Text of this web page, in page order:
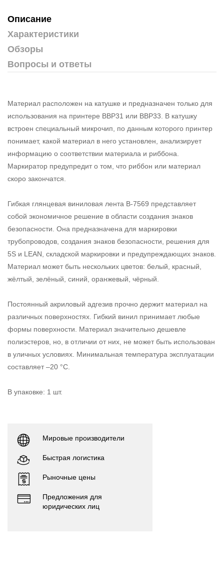
Описание
Характеристики
Обзоры
Вопросы и ответы
Материал расположен на катушке и предназначен только для
использования на принтере BBP31 или BBP33. В катушку
встроен специальный микрочип, по данным которого принтер
понимает, какой материал в него установлен, анализирует
информацию о соответствии материала и риббона.
Маркиратор предупредит о том, что риббон или материал
скоро закончатся.
Гибкая глянцевая виниловая лента B-7569 представляет
собой экономичное решение в области создания знаков
безопасности. Она предназначена для маркировки
трубопроводов, создания знаков безопасности, решения для
5S и LEAN, складской маркировки и предупреждающих знаков.
Материал может быть нескольких цветов: белый, красный,
жёлтый, зелёный, синий, оранжевый, чёрный.
Постоянный акриловый адгезив прочно держит материал на
различных поверхностях. Гибкий винил принимает любые
формы поверхности. Материал значительно дешевле
полиэстеров, но, в отличии от них, не может быть использован
в уличных условиях. Минимальная температура эксплуатации
составляет –20 °С.
В упаковке: 1 шт.
Мировые производители
Быстрая логистика
Рыночные цены
Предложения для
юридических лиц